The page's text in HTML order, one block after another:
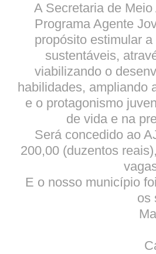
A Secretaria de
Programa Agente
propósito estimular
sustentáveis,
viabilizando o
habilidades, ampliando
e o protagonismo
de vida e na
Será concedido ao
200,00 (duzentos
E o nosso município
os